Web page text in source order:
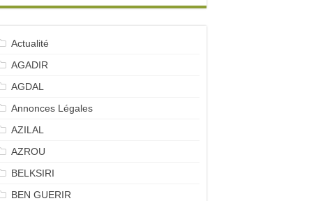
Actualité
AGADIR
AGDAL
Annonces Légales
AZILAL
AZROU
BELKSIRI
BEN GUERIR